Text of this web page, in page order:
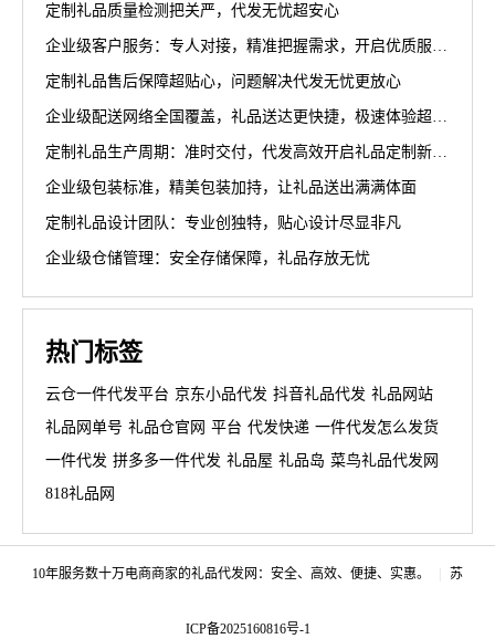
定制礼品质量检测把关严，代发无忧超安心
定制礼品售后保障超贴心，问题解决代发无忧更放心
企业级包装标准，精美包装加持，让礼品送出满满体面
定制礼品设计团队：专业创独特，贴心设计尽显非凡
企业级仓储管理：安全存储保障，礼品存放无忧
热门标签
云仓一件代发平台 京东小品代发 抖音礼品代发 礼品网站
礼品网单号 礼品仓官网 平台 代发快递 一件代发怎么发货
一件代发 拼多多一件代发 礼品屋 礼品岛 菜鸟礼品代发网
818礼品网
10年服务数十万电商商家的礼品代发网：安全、高效、便捷、实惠。 苏
ICP备2025160816号-1